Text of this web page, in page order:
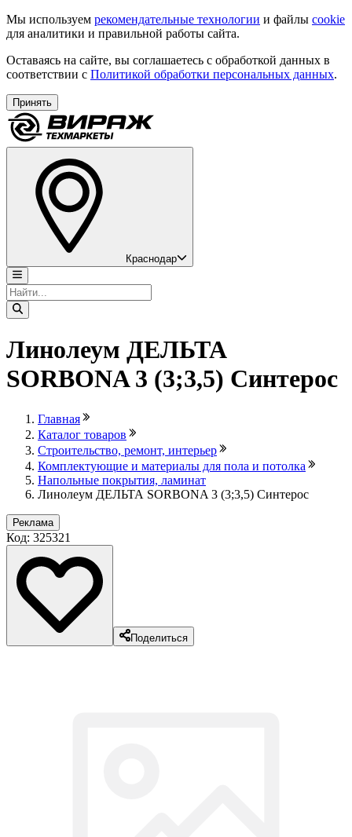
Мы используем рекомендательные технологии и файлы cookie
для аналитики и правильной работы сайта.
Оставаясь на сайте, вы соглашаетесь с обработкой данных в
соответствии с Политикой обработки персональных данных.
Принять
Краснодар
Линолеум ДЕЛЬТА
SORBONA 3 (3;3,5) Синтерос
Главная
Каталог товаров
Строительство, ремонт, интерьер
Комплектующие и материалы для пола и потолка
Напольные покрытия, ламинат
Линолеум ДЕЛЬТА SORBONA 3 (3;3,5) Синтерос
Реклама
Код: 325321
Поделиться